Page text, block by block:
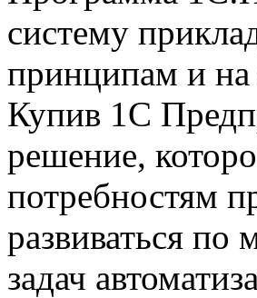
систему
принципам и на
Купив 1С
решение,
потребностям
развиваться по
задач